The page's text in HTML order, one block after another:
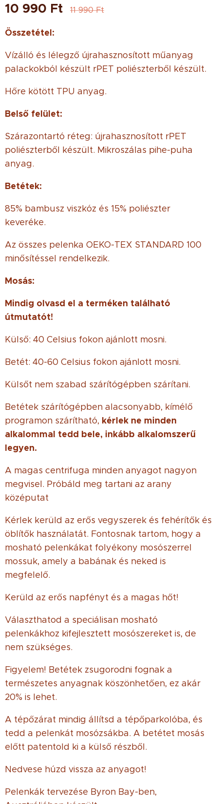
10 990 Ft 11 990Ft
Összetétel:
Vízálló és lélegző újrahasznosított műanyag
palackokból készült rPET poliészterből készült.
Hőre kötött TPU anyag.
Belső felület:
Szárazontartó réteg: újrahasznosított rPET
poliészterből készült. Mikroszálas pihe-puha
anyag.
Betétek:
85% bambusz viszkóz és 15% poliészter
keveréke.
Az összes pelenka OEKO-TEX STANDARD 100
minősítéssel rendelkezik.
Mosás:
Mindig olvasd el a terméken található
útmutatót!
Külső: 40 Celsius fokon ajánlott mosni.
Betét: 40-60 Celsius fokon ajánlott mosni.
Külsőt nem szabad szárítógépben szárítani.
Betétek szárítógépben alacsonyabb, kímélő
programon szárítható, kérlek ne minden
alkalommal tedd bele, inkább alkalomszerű
legyen.
A magas centrifuga minden anyagot nagyon
megvisel. Próbáld meg tartani az arany
középutat
Kérlek kerüld az erős vegyszerek és fehérítők és
öblítők használatát. Fontosnak tartom, hogy a
mosható pelenkákat folyékony mosószerrel
mossuk, amely a babának és neked is
megfelelő.
Kerüld az erős napfényt és a magas hőt!
Választhatod a speciálisan mosható
pelenkákhoz kifejlesztett mosószereket is, de
nem szükséges.
Figyelem! Betétek zsugorodni fognak a
természetes anyagnak köszönhetően, ez akár
20% is lehet.
A tépőzárat mindig állítsd a tépőparkolóba, és
tedd a pelenkát mosózsákba. A betétet mosás
előtt patentold ki a külső részből.
Nedvese húzd vissza az anyagot!
Pelenkák tervezése Byron Bay-ben,